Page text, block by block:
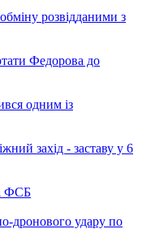
розвідданими з
Федорова до
одним із
захід - заставу у 6
ФСБ
дронового удару по